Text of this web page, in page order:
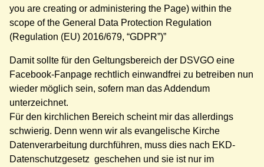
you are creating or administering the Page) within the
scope of the General Data Protection Regulation
(Regulation (EU) 2016/679, “GDPR”)”
Damit sollte für den Geltungsbereich der DSVGO eine
Facebook-Fanpage rechtlich einwandfrei zu betreiben nun
wieder möglich sein, sofern man das Addendum
unterzeichnet.
Für den kirchlichen Bereich scheint mir das allerdings
schwierig. Denn wenn wir als evangelische Kirche
Datenverarbeitung durchführen, muss dies nach EKD-
Datenschutzgesetz geschehen und sie ist nur im